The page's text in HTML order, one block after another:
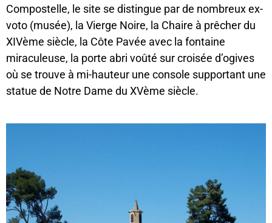
Compostelle, le site se distingue par de nombreux ex-
voto (musée), la Vierge Noire, la Chaire à prêcher du
XIVème siècle, la Côte Pavée avec la fontaine
miraculeuse, la porte abri voûté sur croisée d’ogives
où se trouve à mi-hauteur une console supportant une
statue de Notre Dame du XVème siècle.